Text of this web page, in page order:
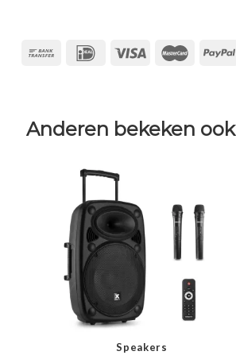
Anderen bekeken ook
Speakers